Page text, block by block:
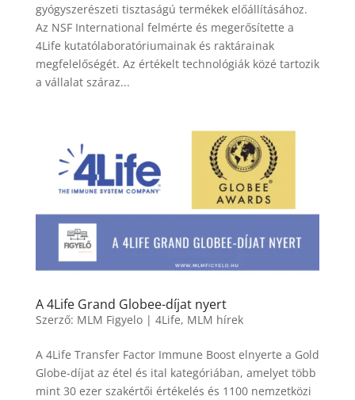
gyógyszerészeti tisztaságú termékek előállításához.
Az NSF International felmérte és megerősítette a
4Life kutatólaboratóriumainak és raktárainak
megfelelőségét. Az értékelt technológiák közé tartozik
a vállalat száraz...
A 4Life Grand Globee-díjat nyert
Szerző: MLM Figyelo| 4Life, MLM hírek
A 4Life Transfer Factor Immune Boost elnyerte a Gold
Globe-díjat az étel és ital kategóriában, amelyet több
mint 30 ezer szakértői értékelés és 1100 nemzetközi